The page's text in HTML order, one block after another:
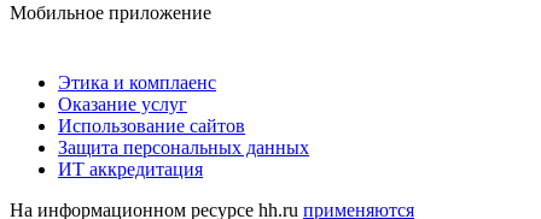
Мобильное приложение
Этика и комплаенс
Оказание услуг
Использование сайтов
Защита персональных данных
ИТ аккредитация
На информационном ресурсе hh.ru применяются